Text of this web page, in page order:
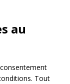
au
Tout